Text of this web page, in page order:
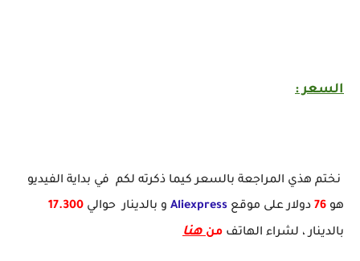
السعر :
نختم هذي المراجعة بالسعر كيما ذكرته لكم في بداية الفيديو
هو 76 دولار على موقع Aliexpress و بالدينار حوالي 17.300
بالدينار ، لشراء الهاتف منهنا